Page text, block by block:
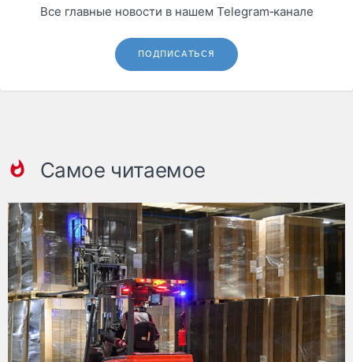
Все главные новости в нашем Telegram‑канале
ПОДПИСАТЬСЯ
Самое читаемое